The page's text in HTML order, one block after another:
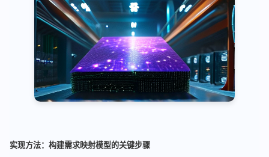
实现方法：构建需求映射模型的关键步骤